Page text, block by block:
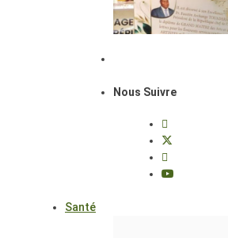
Nous Suivre
Santé